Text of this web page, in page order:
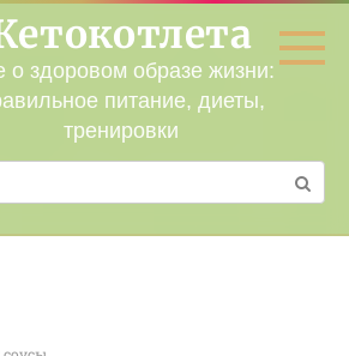
о здоровом образе жизни:
питание, диеты,
тренировки